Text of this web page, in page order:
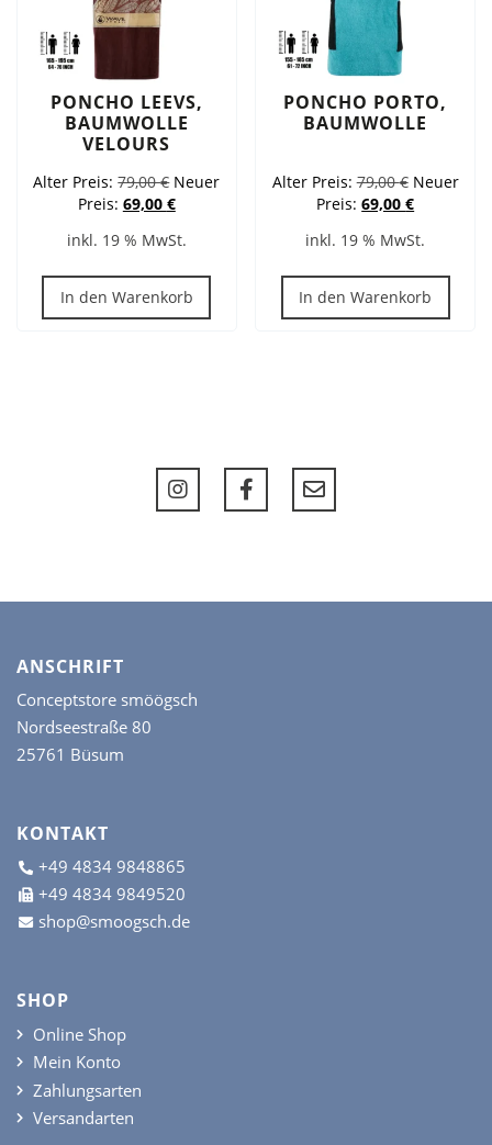
PONCHO LEEVS,
BAUMWOLLE
VELOURS
Alter Preis: 79,00€ Ursprünglicher
Preis
79,00 €
Neuer
Preis: 69,00 €Aktueller
ist:
inkl. 19 % MwSt.
In den Warenkorb
PONCHO PORTO,
BAUMWOLLE
Alter Preis: 79,00€
Preis
79,00 €
Neuer
Preis: 69,00€Aktueller
ist:
inkl. 19 % MwSt.
In den Warenkorb
ANSCHRIFT
Conceptstore smöögsch
Nordseestraße 80
25761 Büsum
KONTAKT
+49 4834 9848865
+49 4834 9849520
shop@smoogsch.de
SHOP
Online Shop
Mein Konto
Zahlungsarten
Versandarten